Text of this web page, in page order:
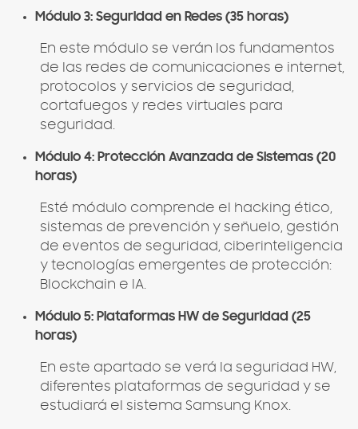
Módulo 3: Seguridad en Redes (35 horas)
En este módulo se verán los fundamentos
de las redes de comunicaciones e internet,
protocolos y servicios de seguridad,
cortafuegos y redes virtuales para
seguridad.
Módulo 4: Protección Avanzada de Sistemas (20
horas)
Esté módulo comprende el hacking ético,
sistemas de prevención y señuelo, gestión
de eventos de seguridad, ciberinteligencia
y tecnologías emergentes de protección:
Blockchain e IA.
Módulo 5: Plataformas HW de Seguridad (25
horas)
En este apartado se verá la seguridad HW,
diferentes plataformas de seguridad y se
estudiará el sistema Samsung Knox.